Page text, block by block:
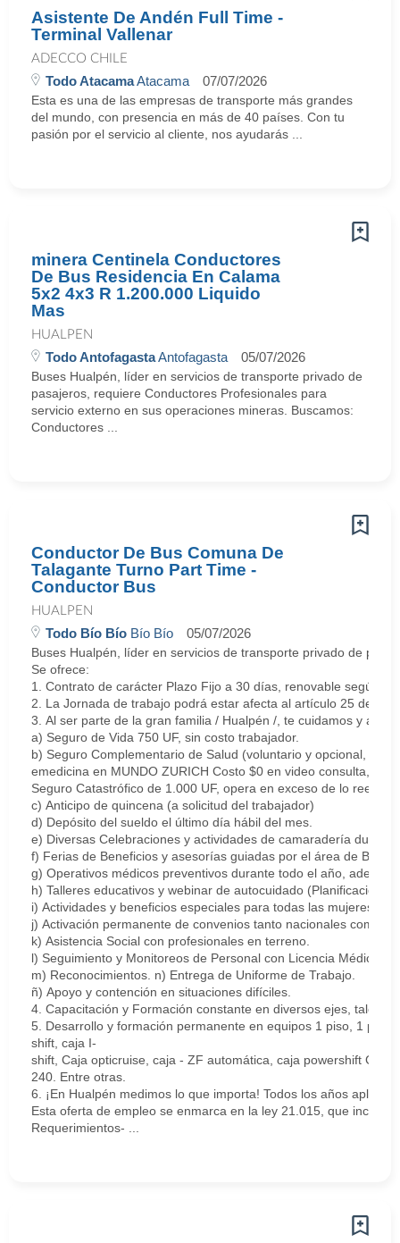
Asistente De Andén Full Time -
Terminal Vallenar
ADECCO CHILE
Todo AtacamaAtacama 07/07/2026
Esta es una de las empresas de transporte más grandes
del mundo, con presencia en más de 40 países. Con tu
pasión por el servicio al cliente, nos ayudarás ...
minera Centinela Conductores
De Bus Residencia En Calama
5x2 4x3 R 1.200.000 Liquido
Mas
HUALPEN
Todo AntofagastaAntofagasta 05/07/2026
Buses Hualpén, líder en servicios de transporte privado de
pasajeros, requiere Conductores Profesionales para
servicio externo en sus operaciones mineras. Buscamos:
Conductores ...
Conductor De Bus Comuna De
Talagante Turno Part Time -
Conductor Bus
HUALPEN
Todo Bío Bío Bío Bío 05/07/2026
Buses Hualpén, líder en servicios de transporte privado de
Se ofrece:
1. Contrato de carácter Plazo Fijo a 30 días, renovable según
2. La Jornada de trabajo podrá estar afecta al artículo 25 del
3. Al ser parte de la gran familia / Hualpén /, te cuidamos y
a) Seguro de Vida 750 UF, sin costo trabajador.
b) Seguro Complementario de Salud (voluntario y opcional, de
emedicina en MUNDO ZURICH Costo $0 en video consulta,
Seguro Catastrófico de 1.000 UF, opera en exceso de lo
c) Anticipo de quincena (a solicitud del trabajador)
d) Depósito del sueldo el último día hábil del mes.
e) Diversas Celebraciones y actividades de camaradería
f) Ferias de Beneficios y asesorías guiadas por el área de
g) Operativos médicos preventivos durante todo el año,
h) Talleres educativos y webinar de autocuidado (Planificación
i) Actividades y beneficios especiales para todas las mujeres
j) Activación permanente de convenios tanto nacionales como
k) Asistencia Social con profesionales en terreno.
l) Seguimiento y Monitoreos de Personal con Licencia Médica.
m) Reconocimientos. n) Entrega de Uniforme de Trabajo.
ñ) Apoyo y contención en situaciones difíciles.
4. Capacitación y Formación constante en diversos ejes, tales
5. Desarrollo y formación permanente en equipos 1 piso, 1
shift, caja I-
shift, Caja opticruise, caja - ZF automática, caja powershift GO-
240. Entre otras.
6. ¡En Hualpén medimos lo que importa! Todos los años
Esta oferta de empleo se enmarca en la ley 21.015, que
Requerimientos- ...